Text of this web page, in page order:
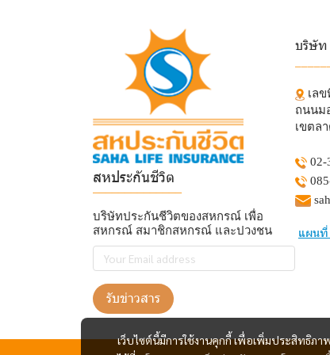
เว็บไซต์นี้มีการใช้งานคุกกี้ เพื่อเพิ่มประสิทธิภ
สหประกันชีวิต
บริษัทประกันชีวิตของสหกรณ์ เพื่อ
สหกรณ์ สมาชิกสหกรณ์ และปวงชน
รับข่าวสาร
บริษัท
เลข
ถนนม
เขตล
02-
แผนที่